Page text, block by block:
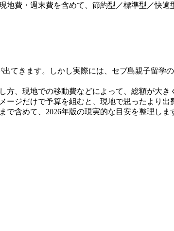
地費・週末費を含めて、節約型／標準型／快
てきます。しかし実際には、セブ島親子留学
、現地での移動費などによって、総額が大き
ジだけで予算を組むと、現地で思ったより出
含めて、2026年版の現実的な目安を整理しま